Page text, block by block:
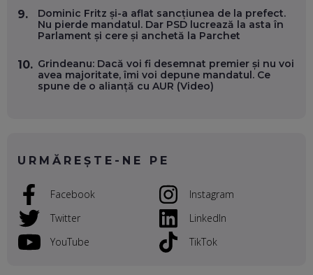
VOICU OPREAN (AROBS): CUM CONSTRUIEȘTI O COMPANIE
GLOBALĂ, FĂRĂ SĂ PIERZI LEGĂTURA CU COMUNITATEA
EP. 52
ROBERT GRAUR, FOMO: SPEAKERUL PE SCENĂ, INVITATUL
RADU MOȚOC, TECHSOUP: O TREIME DINTRE
ȚIPĂ, CU FEȚELE ACOPERITE. CUM ÎNVĂȚĂM SĂ DISCUTĂM
ȘI SĂ DECIDEM
CRISTIAN CHINA BIRTA, KOOPERATIVA 2.0: CUM ÎȚI FACI
PROMOVAREA ONLINE. 3 PAȘI CA SĂ RECUNOȘTI „ȚEPARII”
9.
Dominic Fritz și-a aflat sancțiunea de la prefect.
Nu pierde mandatul. Dar PSD lucrează la asta în
Parlament și cere și anchetă la Parchet
10. Grindeanu: Dacă voi fi desemnat premier și nu voi
avea majoritate, îmi voi depune mandatul. Ce
spune de o alianță cu AUR (Video)
URMĂREȘTE-NE PE
Facebook
Twitter
YouTube
Instagram
LinkedIn
TikTok